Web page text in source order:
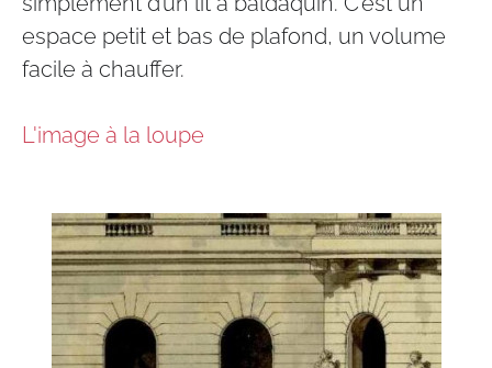
espace petit et bas de plafond, un volume
facile à chauffer.​
L'image à la loupe